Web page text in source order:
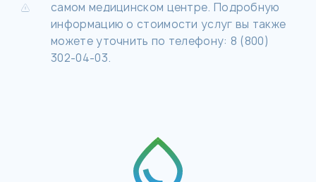
самом медицинском центре. Подробную
информацию о стоимости услуг вы также
можете уточнить по телефону: 8 (800)
302-04-03.